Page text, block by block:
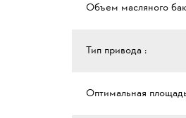
Объем масляного
Тип привода :
Оптимальная